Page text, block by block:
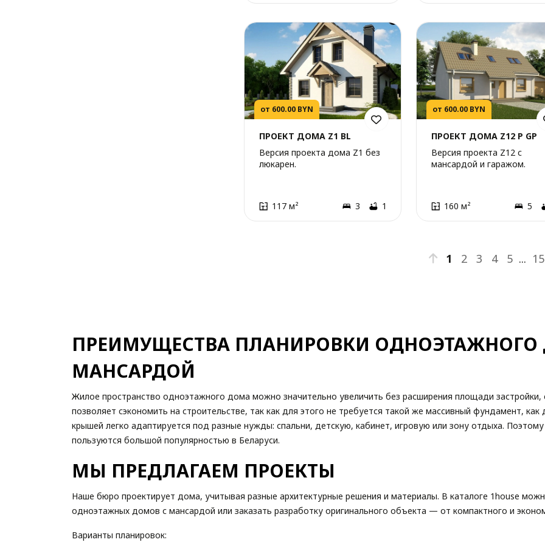
от 600.00 BYN
ПРОЕКТ ДОМА Z1 BL
Версия проекта дома Z1 без
люкарен.
117 м² 3 1
от 600.00 BYN
ПРОЕКТ ДОМА Z12 P GP
Версия проекта Z12 с
мансардой и гаражом.
160 м² 5
1 2 3 4 5 ... 15
ПРЕИМУЩЕСТВА ПЛАНИРОВКИ
МАНСАРДОЙ
Жилое пространство одноэтажного дома можно значительно увеличить без расширения площади застройки,
позволяет сэкономить на строительстве, так как для этого не требуется такой же массивный фундамент,
крышей легко адаптируется под разные нужды: спальни, детскую, кабинет, игровую или зону отдыха.
пользуются большой популярностью в Беларуси.
МЫ ПРЕДЛАГАЕМ ПРОЕКТЫ
Наше бюро проектирует дома, учитывая разные архитектурные решения и материалы. В каталоге 1house
одноэтажных домов с мансардой или заказать разработку оригинального объекта — от компактного и
Варианты планировок: